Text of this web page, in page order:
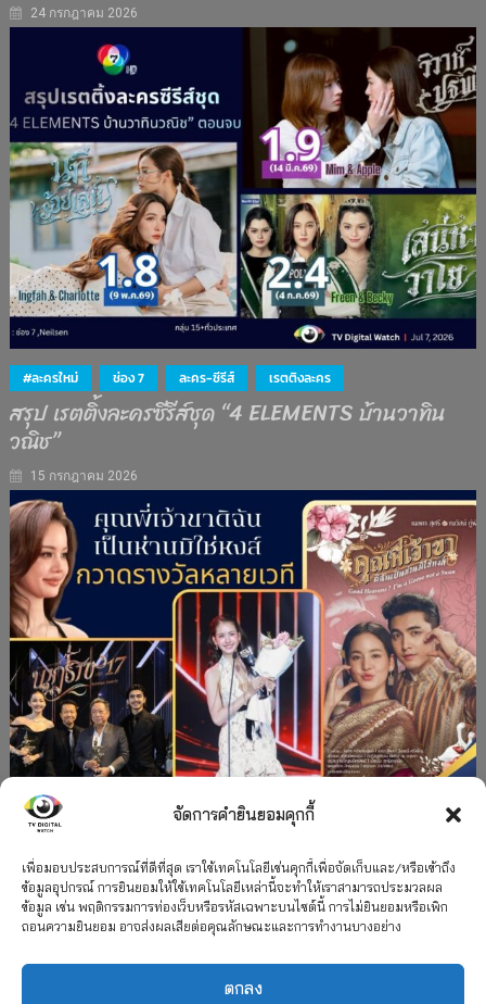
จัดการคำยินยอมคุกกี้
เพื่อมอบประสบการณ์ที่ดีที่สุด เราใช้เทคโนโลยีเช่นคุกกี้เพื่อจัดเก็บและ/หรือเข้าถึง
ข้อมูลอุปกรณ์ การยินยอมให้ใช้เทคโนโลยีเหล่านี้จะทำให้เราสามารถประมวลผล
ข้อมูล เช่น พฤติกรรมการท่องเว็บหรือรหัสเฉพาะบนไซต์นี้ การไม่ยินยอมหรือเพิก
ถอนความยินยอม อาจส่งผลเสียต่อคุณลักษณะและการทำงานบางอย่าง
ตกลง
24 กรกฎาคม 2026
#ละครใหม่ ช่อง 7 ละคร-ซีรีส์ เรตติงละคร
สรุป เรตติ้งละครซีรีส์ชุด “4 ELEMENTS บ้านวาทิน
วณิช”
15 กรกฎาคม 2026
”คุณพี่เจ้าขาดิฉันเป็นห่านมิใช่หงส์” กวาดรางวัล
เพียบ จาก 8 เวที
2026 TV Digital Watch All Rights Reserved.